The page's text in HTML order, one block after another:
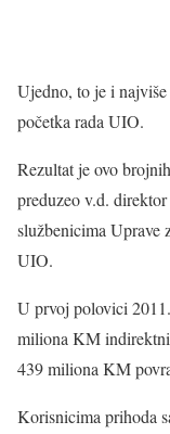
Ujedno, to je i
početka rada UIO.
Rezultat je ovo
preduzeo v.d.
službenicima Uprave
UIO.
U prvoj polovici
miliona KM
439 miliona KM
Korisnicima prihoda